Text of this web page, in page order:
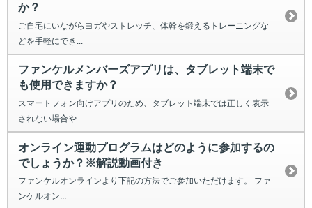
か？
ご自宅にいながらヨガやストレッチ、体幹を鍛えるトレーニングな
どを手軽にでき...
ファンケルメンバーズアプリは、タブレット端末で
も使用できますか？
スマートフォン向けアプリのため、タブレット端末では正しく表示
されない場合や...
オンライン運動プログラムはどのように参加するの
でしょうか？※解説動画付き
ファンケルオンラインより下記の方法でご参加いただけます。 ファ
ンケルオン...